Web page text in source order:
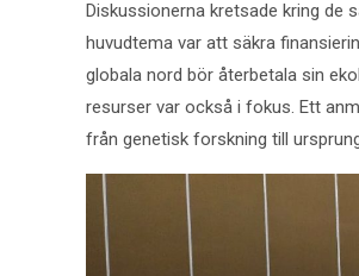
Diskussionerna kretsade kring de
huvudtema var att säkra
globala nord bör återbetala sin
resurser var också i fokus. Ett
från genetisk forskning till